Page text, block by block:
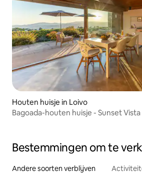
Houten huisje in Loivo
Bagoada-houten huisje - Sunset Vista
Bestemmingen om te
Andere soorten verblijven